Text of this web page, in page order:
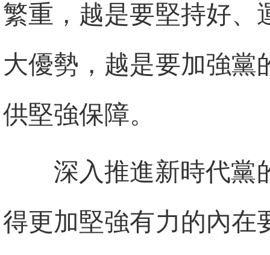
繁重，越是要堅持好、
大優勢，越是要加強黨
供堅強保障。
深入推進新時代黨
得更加堅強有力的內在